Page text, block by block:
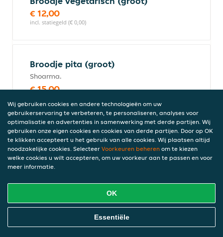
€ 12,00
incl. statiegeld (€ 0,00)
Broodje pita (groot)
Shoarma.
€ 15,00
Broodje köfte (groot)
Boulette.
€ 16,00
Broodje adana (groot)
Pikante gehaktstaaf.
Online Eten Bestellen
Wij gebruiken cookies en andere technologieën om uw
gebruikerservaring te verbeteren, te personaliseren, analyses voor
optimalisatie en advertenties in samenwerking met derde partijen. Wij
gebruiken onze eigen cookies en cookies van derde partijen. Door op OK
te klikken accepteert u het gebruik van alle cookies. Wij plaatsen altijd
noodzakelijke cookies. Selecteer Voorkeuren beheren om te kiezen
welke cookies u wilt accepteren, om uw voorkeur aan te passen en voor
meer informatie.
OK
Essentiële